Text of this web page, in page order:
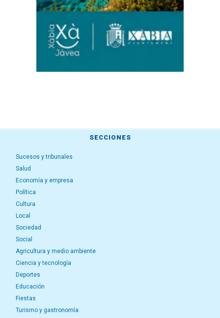
SECCIONES
Sucesos y tribunales
Salud
Economía y empresa
Política
Cultura
Local
Sociedad
Social
Agricultura y medio ambiente
Ciencia y tecnología
Deportes
Educación
Fiestas
Turismo y gastronomía